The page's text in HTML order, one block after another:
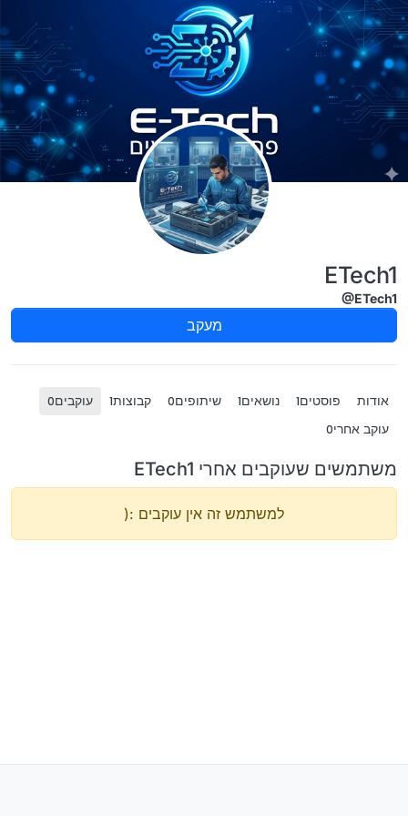
דילוג לתוכן
ETech1
@ETech1
מעקב
אודות פוסטים1 נושאים1 שיתופים0 קבוצות1 עוקבים0
עוקב אחרי0
משתמשים שעוקבים אחרי ETech1
למשתמש זה אין עוקבים :(